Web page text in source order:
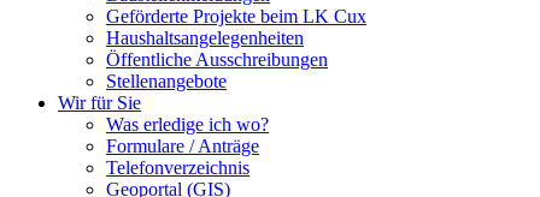
Geförderte Projekte beim LK Cux
Haushaltsangelegenheiten
Öffentliche Ausschreibungen
Stellenangebote
Wir für Sie
Was erledige ich wo?
Formulare / Anträge
Telefonverzeichnis
Geoportal (GIS)